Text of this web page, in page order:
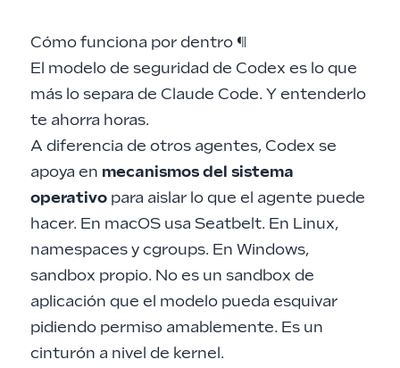
Cómo funciona por dentro ¶
El modelo de seguridad de Codex es lo que
más lo separa de Claude Code. Y entenderlo
te ahorra horas.
A diferencia de otros agentes, Codex se
apoya en mecanismos del sistema
operativopara aislar lo que el agente puede
hacer. En macOS usa Seatbelt. En Linux,
namespaces y cgroups. En Windows,
sandbox propio. No es un sandbox de
aplicación que el modelo pueda esquivar
pidiendo permiso amablemente. Es un
cinturón a nivel de kernel.